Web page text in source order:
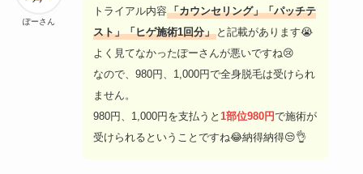
ぽーさん
トライアル内容「カウンセリング」「パッチテ
スト」「ヒゲ施術1回分」 と記載があります😭
よく見てなかったぽーさんが悪いですね😢
なので、980円、1,000円で全身脱毛は受けられ
ません。
980円、1,000円を支払うと1部位980円で施術が
受けられるということですね😂納得納得😒👌